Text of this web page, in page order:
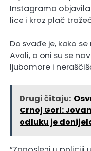
Instagrama
lice i kroz plač
Do svađe je, kako
Avali, a oni su se
ljubomore i
Drugi čitaju:
Crnoj Gori:
odluku je